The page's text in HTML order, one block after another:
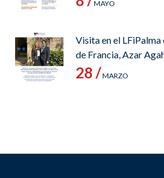
MAYO
Visita en el LFiPalma
de Francia, Azar
28 /MARZO